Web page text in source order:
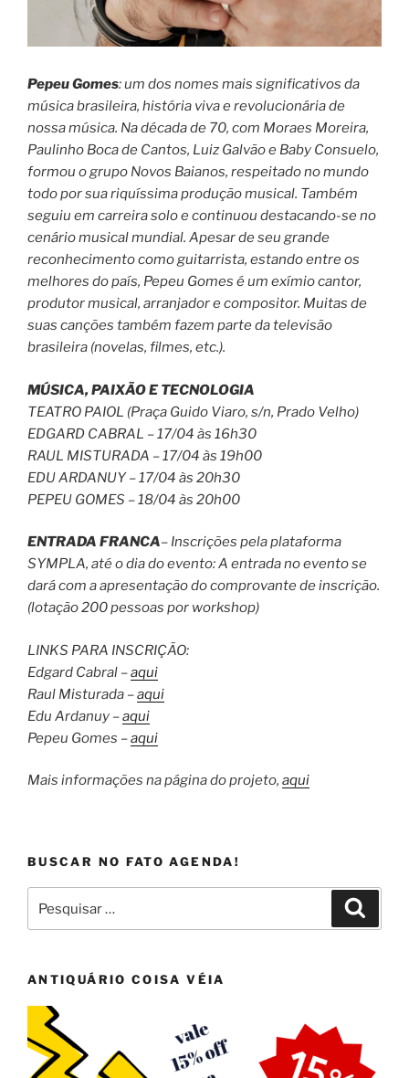
Pepeu Gomes: um dos nomes mais significativos da
música brasileira, história viva e revolucionária de
nossa música. Na década de 70, com Moraes Moreira,
Paulinho Boca de Cantos, Luiz Galvão e Baby Consuelo,
formou o grupo Novos Baianos, respeitado no mundo
todo por sua riquíssima produção musical. Também
seguiu em carreira solo e continuou destacando-se no
cenário musical mundial. Apesar de seu grande
reconhecimento como guitarrista, estando entre os
melhores do país, Pepeu Gomes é um exímio cantor,
produtor musical, arranjador e compositor. Muitas de
suas canções também fazem parte da televisão
brasileira (novelas, filmes, etc.).
MÚSICA, PAIXÃO E TECNOLOGIA
TEATRO PAIOL (Praça Guido Viaro, s/n, Prado Velho)
EDGARD CABRAL – 17/04 às 16h30
RAUL MISTURADA – 17/04 às 19h00
EDU ARDANUY – 17/04 às 20h30
PEPEU GOMES – 18/04 às 20h00
ENTRADA FRANCA– Inscrições pela plataforma
SYMPLA, até o dia do evento: A entrada no evento se
dará com a apresentação do comprovante de inscrição.
(lotação 200 pessoas por workshop)
LINKS PARA INSCRIÇÃO:
Edgard Cabral –aqui
Raul Misturada –aqui
Edu Ardanuy –aqui
Pepeu Gomes –aqui
Mais informações na página do projeto, aqui
BUSCAR NO FATO AGENDA!
por:
ANTIQUÁRIO COISA VÉIA